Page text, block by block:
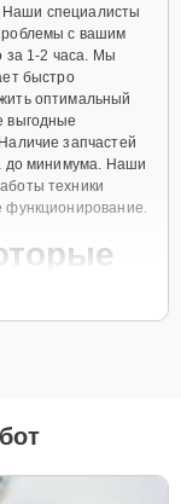
Наши специалисты
с вашим
за 1-2 часа. Мы
быстро
оптимальный
выгодные
запчастей
до минимума. Наши
техники
функционирование.
использовать